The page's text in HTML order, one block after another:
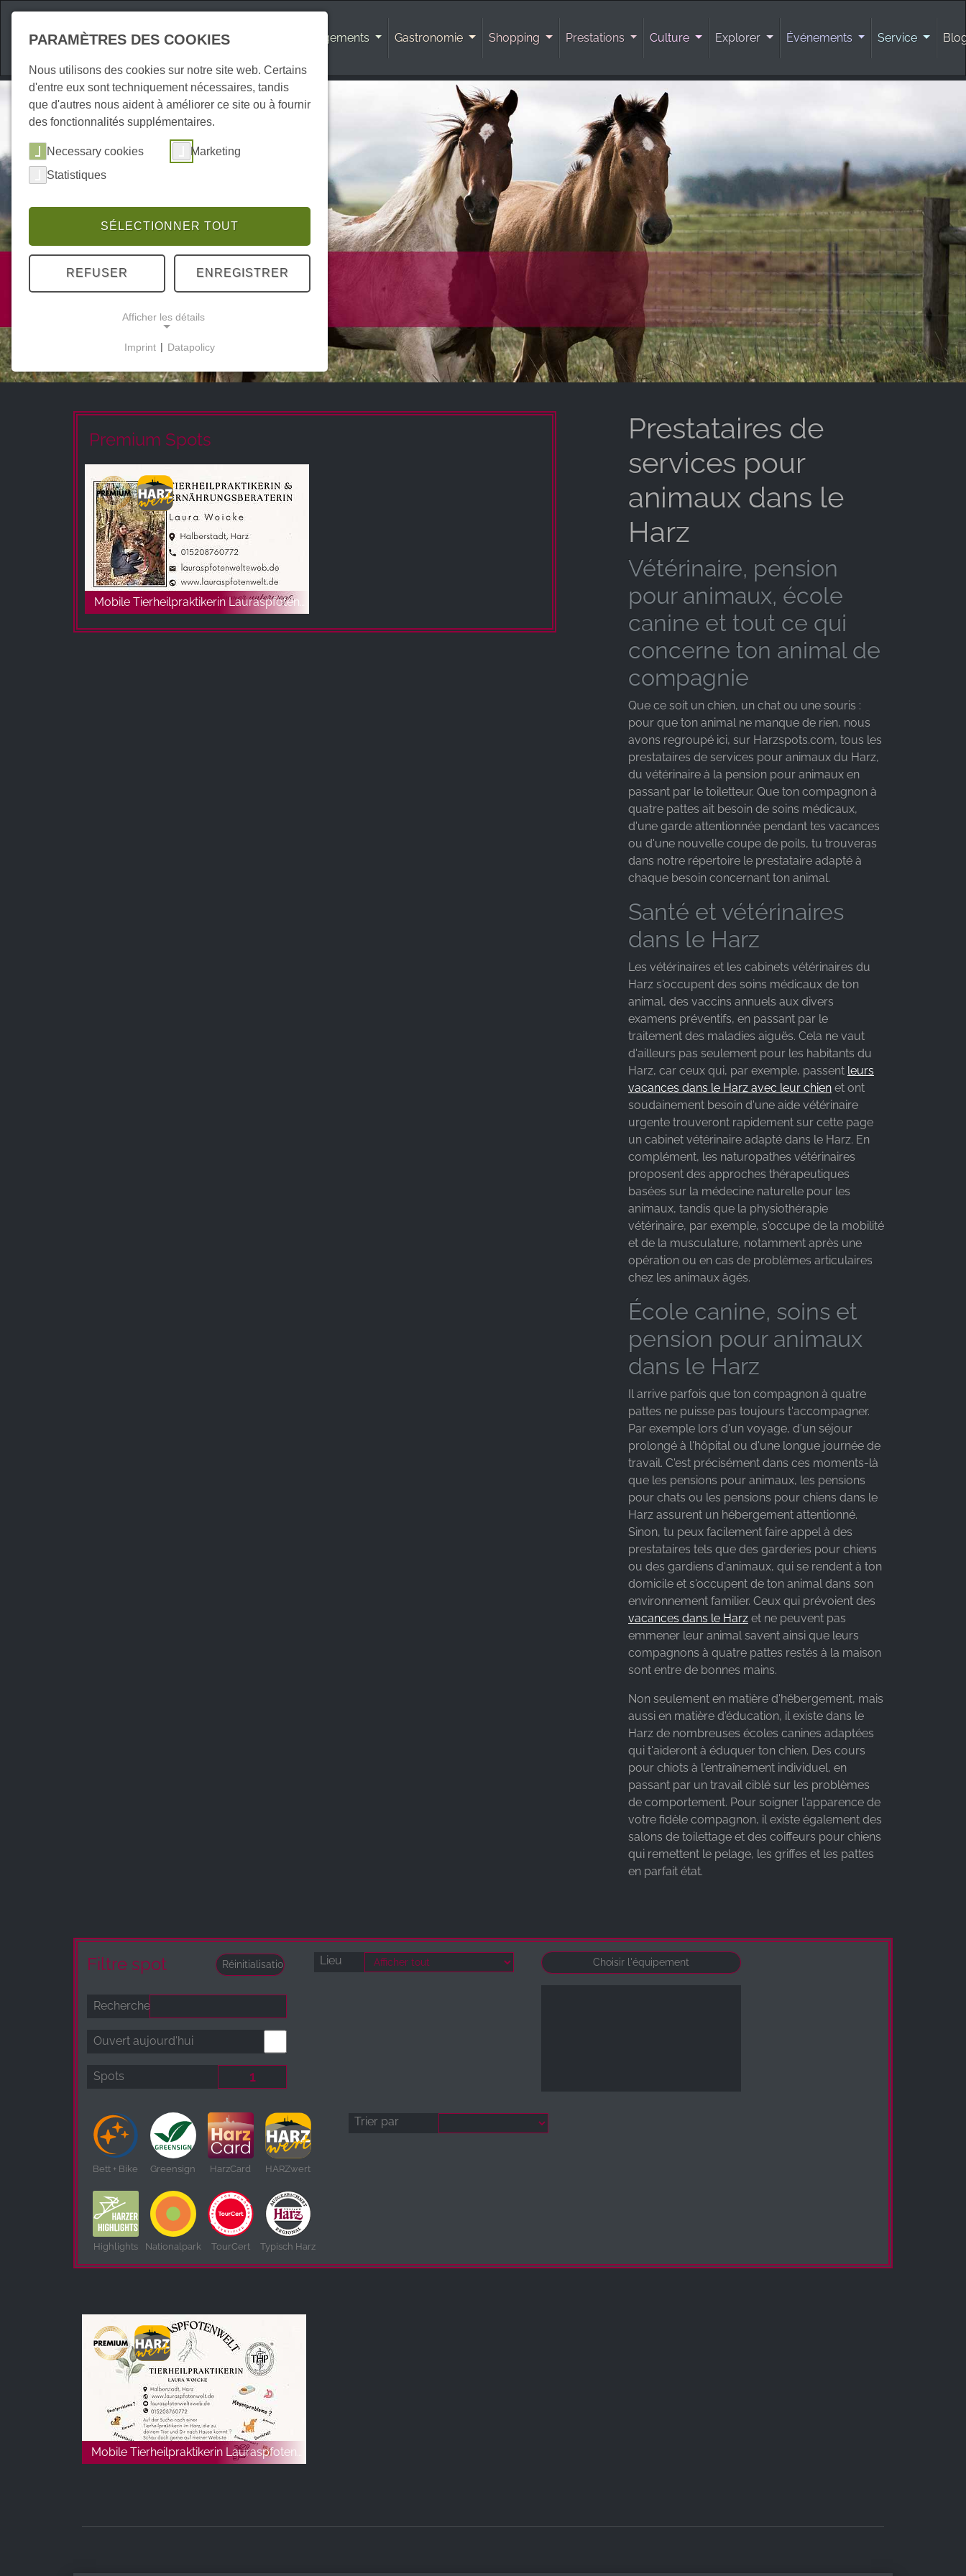
Attractions Hébergements Gastronomie Shopping Prestations Culture Explorer Événements Service
Prestations
Premium Spots
Mobile Tierheilpraktikerin Lauraspfotenwelt
Prestataires de
services pour
animaux dans le
Harz
Vétérinaire, pension
pour animaux, école
canine et tout ce qui
concerne ton animal de
compagnie
Que ce soit un chien, un chat ou une souris :
pour que ton animal ne manque de rien, nous
avons regroupé ici, sur Harzspots.com, tous les
prestataires de services pour animaux du Harz,
du vétérinaire à la pension pour animaux en
passant par le toiletteur. Que ton compagnon à
quatre pattes ait besoin de soins médicaux,
d'une garde attentionnée pendant tes vacances
ou d'une nouvelle coupe de poils, tu trouveras
dans notre répertoire le prestataire adapté à
chaque besoin concernant ton animal.
Santé et vétérinaires
dans le Harz
Les vétérinaires et les cabinets vétérinaires du
Harz s'occupent des soins médicaux de ton
animal, des vaccins annuels aux divers
examens préventifs, en passant par le
traitement des maladies aiguës. Cela ne vaut
d'ailleurs pas seulement pour les habitants du
Harz, car ceux qui, par exemple, passent leurs
vacances dans le Harz avec leur chien et ont
soudainement besoin d'une aide vétérinaire
urgente trouveront rapidement sur cette page
un cabinet vétérinaire adapté dans le Harz. En
complément, les naturopathes vétérinaires
proposent des approches thérapeutiques
basées sur la médecine naturelle pour les
animaux, tandis que la physiothérapie
vétérinaire, par exemple, s'occupe de la mobilité
et de la musculature, notamment après une
opération ou en cas de problèmes articulaires
chez les animaux âgés.
École canine, soins et
pension pour animaux
dans le Harz
Il arrive parfois que ton compagnon à quatre
pattes ne puisse pas toujours t'accompagner.
Par exemple lors d'un voyage, d'un séjour
prolongé à l'hôpital ou d'une longue journée de
travail. C'est précisément dans ces moments-là
que les pensions pour animaux, les pensions
pour chats ou les pensions pour chiens dans le
Harz assurent un hébergement attentionné.
Sinon, tu peux facilement faire appel à des
prestataires tels que des garderies pour chiens
ou des gardiens d'animaux, qui se rendent à ton
domicile et s'occupent de ton animal dans son
environnement familier. Ceux qui prévoient des
vacances dans le Harz et ne peuvent pas
emmener leur animal savent ainsi que leurs
compagnons à quatre pattes restés à la maison
sont entre de bonnes mains.
Non seulement en matière d'hébergement, mais
aussi en matière d'éducation, il existe dans le
Harz de nombreuses écoles canines adaptées
qui t'aideront à éduquer ton chien. Des cours
pour chiots à l'entraînement individuel, en
passant par un travail ciblé sur les problèmes
de comportement. Pour soigner l'apparence de
votre fidèle compagnon, il existe également des
salons de toilettage et des coiffeurs pour chiens
qui remettent le pelage, les griffes et les pattes
en parfait état.
Filtre spot
Recherche
Ouvert aujourd'hui
Spots
Lieu
Bett + Bike Greensign HarzCard HARZwert
Highlights Nationalpark TourCert Typisch Harz
Trier par
Mobile Tierheilpraktikerin Lauraspfotenwelt
PARAMÈTRES DES COOKIES
Nous utilisons des cookies sur notre site web. Certains
d'entre eux sont techniquement nécessaires, tandis
que d'autres nous aident à améliorer ce site ou à fournir
des fonctionnalités supplémentaires.
Necessary cookies
Marketing
Statistiques
SÉLECTIONNER TOUT
REFUSER ENREGISTRER
Afficher les détails
Ces cookies permettent des fonctions de base et
MARKETING
Les cookies marketing sont utilisés par des
fournisseurs tiers pour afficher des publicités
personnalisées. Ils le font en suivant les visiteurs à
travers les sites web.
Facebook Pixel
_fbp, fr, _fbq, fbq
Imprint | Datapolicy